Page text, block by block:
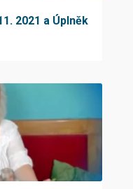
2021 a Úplněk